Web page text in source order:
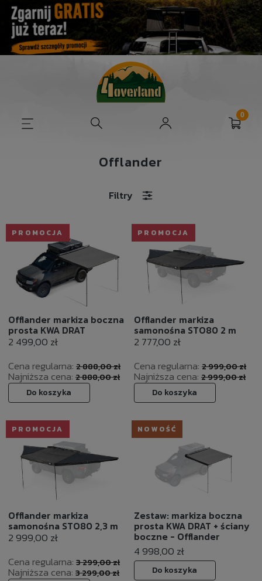
Offlander
Filtry
Offlander markiza boczna
prosta KWA DRAT
2 499,00 zł
Cena regularna: 2 888,00 zł
Najniższa cena: 2 888,00 zł
Do koszyka
PROMOCJA
Offlander markiza
samonośna STO80 2 m
2 777,00 zł
Cena regularna: 2 999,00 zł
Najniższa cena: 2 999,00 zł
Do koszyka
PROMOCJA
Offlander markiza
samonośna STO80 2,3 m
2 999,00 zł
Cena regularna: 3 299,00 zł
Najniższa cena: 3 299,00 zł
PROMOCJA
Zestaw: markiza boczna
prosta KWA DRAT + ściany
boczne - Offlander
4 998,00 zł
Do koszyka
NOWOŚĆ